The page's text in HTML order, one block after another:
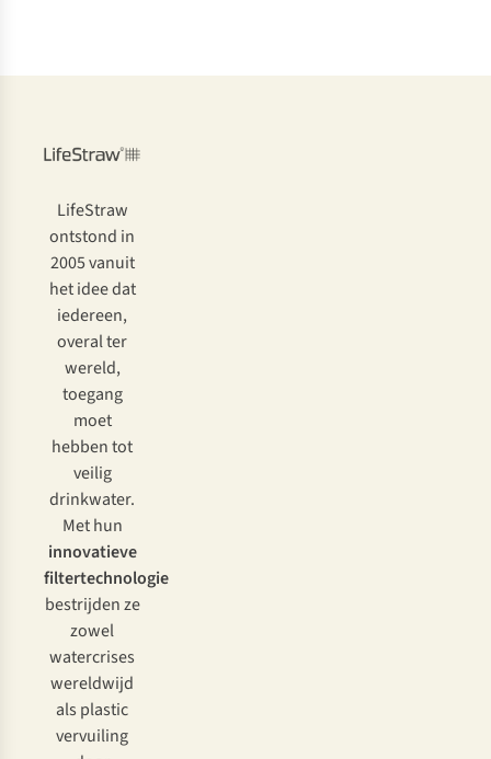
LifeStraw
ontstond in
2005 vanuit
het idee dat
iedereen,
overal ter
wereld,
toegang
moet
hebben tot
veilig
drinkwater.
Met hun
innovatieve
filtertechnologie
bestrijden ze
zowel
watercrises
wereldwijd
als plastic
vervuiling